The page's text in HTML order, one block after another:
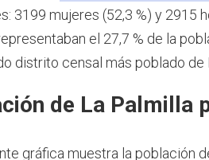
3199 mujeres (52,3 %) y 2915
el 27,7 % de la
distrito censal más poblado de
de La Palmilla
gráfica muestra la población